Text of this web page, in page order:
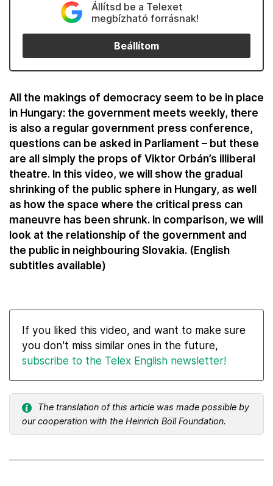
Állítsd be a Telexet
megbízható forrásnak!
Beállítom
All the makings of democracy seem to be in place
in Hungary: the government meets weekly, there
is also a regular government press conference,
questions can be asked in Parliament – but these
are all simply the props of Viktor Orbán’s illiberal
theatre. In this video, we will show the gradual
shrinking of the public sphere in Hungary, as well
as how the space where the critical press can
maneuvre has been shrunk. In comparison, we will
look at the relationship of the government and
the public in neighbouring Slovakia. (English
subtitles available)
If you liked this video, and want to make sure
you don't miss similar ones in the future,
subscribe to the Telex English newsletter!
The translation of this article was made possible by
our cooperation with the Heinrich Böll Foundation.